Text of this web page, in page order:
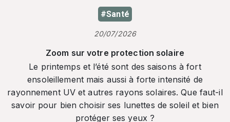
#Santé
20/07/2026
Zoom sur votre protection solaire
Le printemps et l’été sont des saisons à fort
ensoleillement mais aussi à forte intensité de
rayonnement UV et autres rayons solaires. Que faut-il
savoir pour bien choisir ses lunettes de soleil et bien
protéger ses yeux ?